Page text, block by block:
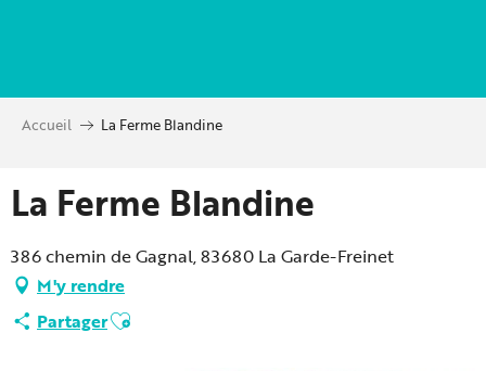
principal
Accueil La Ferme Blandine
La Ferme Blandine
386 chemin de Gagnal, 83680 La Garde-Freinet
M'y rendre
PartagerAjouter aux favoris